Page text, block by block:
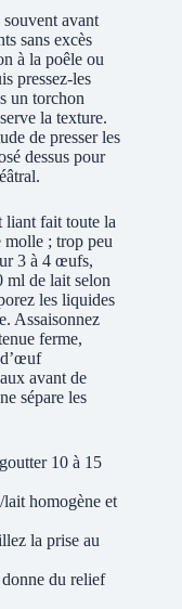
avant
sans excès
à la poêle ou
pressez-les
un torchon
la texture.
de presser les
dessus pour
liant fait toute la
molle ; trop peu
3 à 4 œufs,
ml de lait selon
les liquides
Assaisonnez
ferme,
avant de
sépare les
10 à 15
homogène et
la prise au
du relief